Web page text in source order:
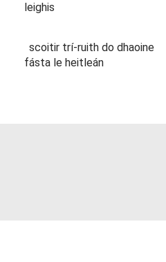
leighis
scoitir trí-ruith do dhaoine
fásta le heitleán